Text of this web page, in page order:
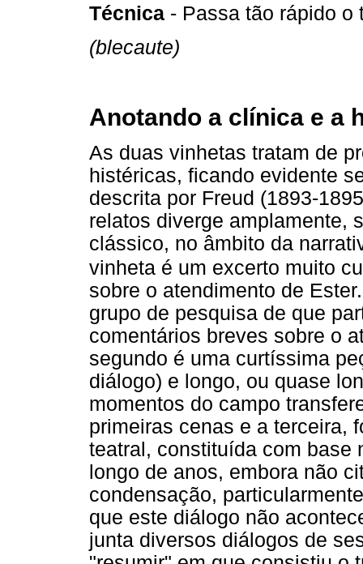
Técnica - Passa tão rápido o
(blecaute)
Anotando a clínica e a
As duas vinhetas tratam de
histéricas, ficando evidente
descrita por Freud (1893-
relatos diverge amplamente,
clássico, no âmbito da
vinheta é um excerto muito
sobre o atendimento de
grupo de pesquisa de que
comentários breves sobre o
segundo é uma curtíssima
diálogo) e longo, ou quase
momentos do campo
primeiras cenas e a terceira,
teatral, constituída com base
longo de anos, embora não
condensação,
que este diálogo não
junta diversos diálogos de